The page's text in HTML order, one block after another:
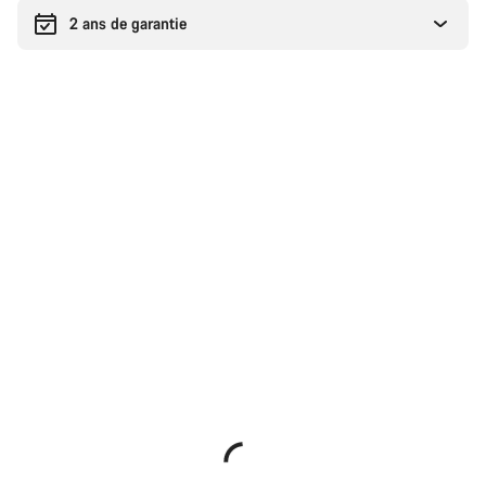
2 ans de garantie